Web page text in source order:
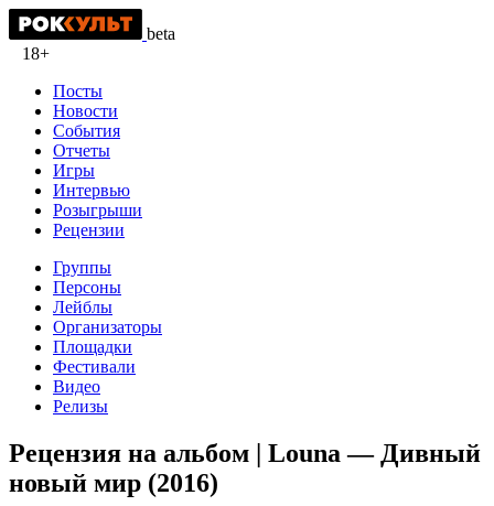
beta
18+
Посты
Новости
События
Отчеты
Игры
Интервью
Розыгрыши
Рецензии
Группы
Персоны
Лейблы
Организаторы
Площадки
Фестивали
Видео
Релизы
Рецензия на альбом | Louna — Дивный
новый мир (2016)